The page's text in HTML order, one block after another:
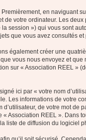
en naviguant
votre ordinateur. Les
session ») qui vous sont
que vous avez consultés
également créer une
vous nous envoyez et
sur « Association REEL
ici par « votre nom
Les informations de votre
de votre mot
Association REEL ».
liste de diffusion du logiciel